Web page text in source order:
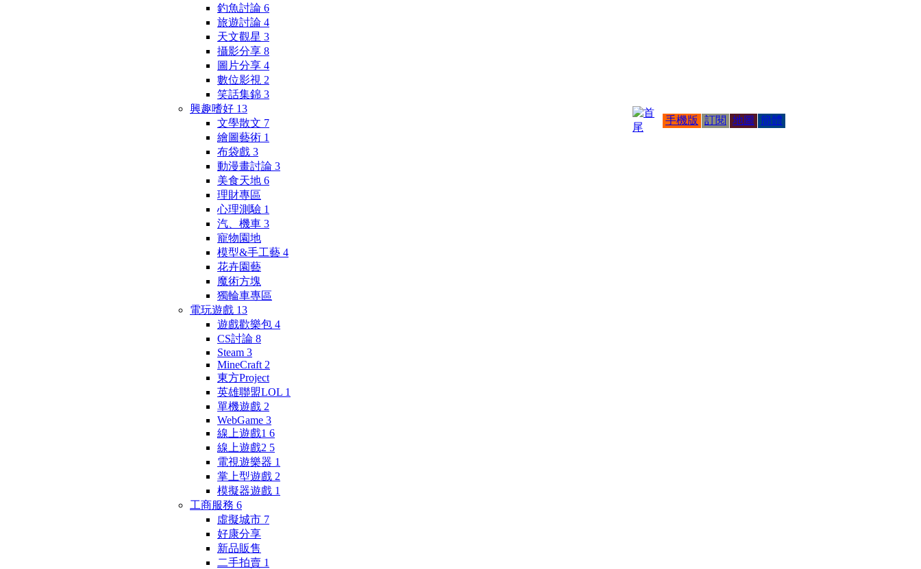
釣魚討論 6
旅遊討論 4
天文觀星 3
攝影分享 8
圖片分享 4
數位影視 2
笑話集錦 3
興趣嗜好 13
文學散文 7
繪圖藝術 1
布袋戲 3
動漫畫討論 3
美食天地 6
理財專區
心理測驗 1
汽、機車 3
寵物園地
模型&手工藝 4
花卉園藝
魔術方塊
獨輪車專區
電玩遊戲 13
遊戲歡樂包 4
CS討論 8
Steam 3
MineCraft 2
東方Project
英雄聯盟LOL 1
單機遊戲 2
WebGame 3
線上遊戲1 6
線上遊戲2 5
電視遊樂器 1
掌上型遊戲 2
模擬器遊戲 1
工商服務 6
虛擬城市 7
好康分享
新品販售
二手拍賣 1
手機版 訂閱 地圖 簡體